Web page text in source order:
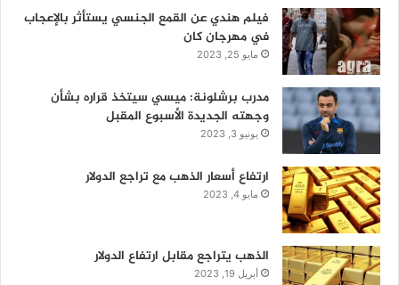
فيلم هندي عن القمع الجنسي يستأثر بالإعجاب
في مهرجان كان
مايو 25, 2023
مدرب برشلونة: ميسي سيتخذ قراره بشأن
وجهته الجديدة الأسبوع المقبل
يونيو 3, 2023
ارتفاع أسعار الذهب مع تراجع الدولار
مايو 4, 2023
الذهب يتراجع مقابل ارتفاع الدولار
أبريل 19, 2023